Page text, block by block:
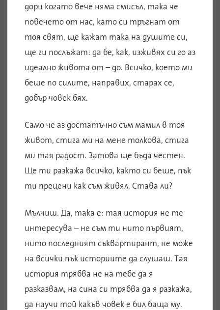
дори когато вече няма смисъл, така че
повечето от нас, като си тръгнат от
тоя свят, ще кажат така на душите си,
ще ги послъжат: да бе, как, изживях си го аз
идеално живота от – до. Всичко, което ми
беше по силите, направих, старах се,
добър човек бях.
Само че аз достатъчно съм мамил в тоя
живот, стига ми на мене толкова, стига
ми тая радост. Затова ще бъда честен.
Ще ти разкажа всичко, както си беше, пък
ти прецени как съм живял. Става ли?
Мълчиш. Да, така е: тая история не те
интересува – не съм ти нито първият,
нито последният съквартирант, не може
на всички пък историите да слушаш. Тая
история трябва не на тебе да я
разказвам, на сина си трябва да я разкажа,
да научи той какъв човек е бил баща му.